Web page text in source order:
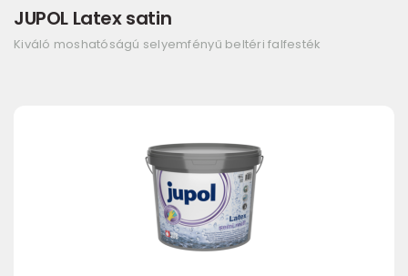
JUPOL Latex satin
Kiváló moshatóságú selyemfényű beltéri falfesték